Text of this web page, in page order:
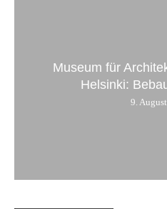
Museum für
Helsinki:
9.